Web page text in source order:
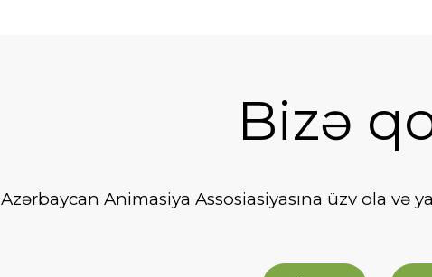
Bizə
Azərbaycan Animasiya Assosiasiyasına üzv ola və